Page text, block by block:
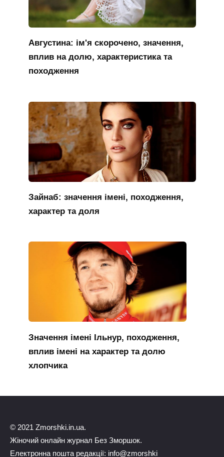
Августина: ім'я скорочено, значення,
вплив на долю, характеристика та
походження
Зайнаб: значення імені, походження,
характер та доля
Значення імені Ільнур, походження,
вплив імені на характер та долю
хлопчика
© 2021 Zmorshki.in.ua.
Жіночий онлайн журнал Без Зморшок.
Електронна пошта редакції: info@zmorshki